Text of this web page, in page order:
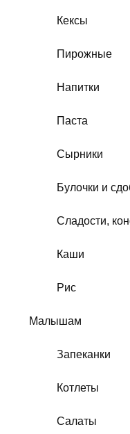
Кексы
Пирожные
Напитки
Паста
Сырники
Булочки и
Сладости,
Каши
Рис
Малышам
Запеканки
Котлеты
Салаты